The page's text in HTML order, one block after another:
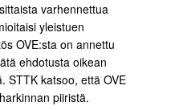
varhennettua
yleistuen
OVE:sta on annettu
ehdotusta oikean
STTK katsoo, että OVE
piiristä.